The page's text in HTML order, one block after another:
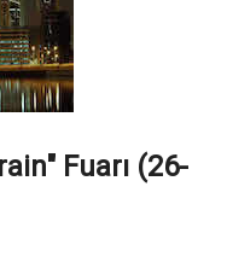
Fuarı (26-